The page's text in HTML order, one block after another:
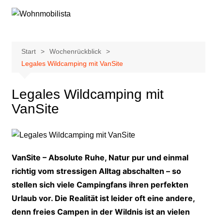
Inhalt
Start
Wochenrückblick
Legales Wildcamping mit VanSite
Legales Wildcamping mit
VanSite
VanSite – Absolute Ruhe, Natur pur und einmal
richtig vom stressigen Alltag abschalten – so
stellen sich viele Campingfans ihren perfekten
Urlaub vor. Die Realität ist leider oft eine andere,
denn freies Campen in der Wildnis ist an vielen